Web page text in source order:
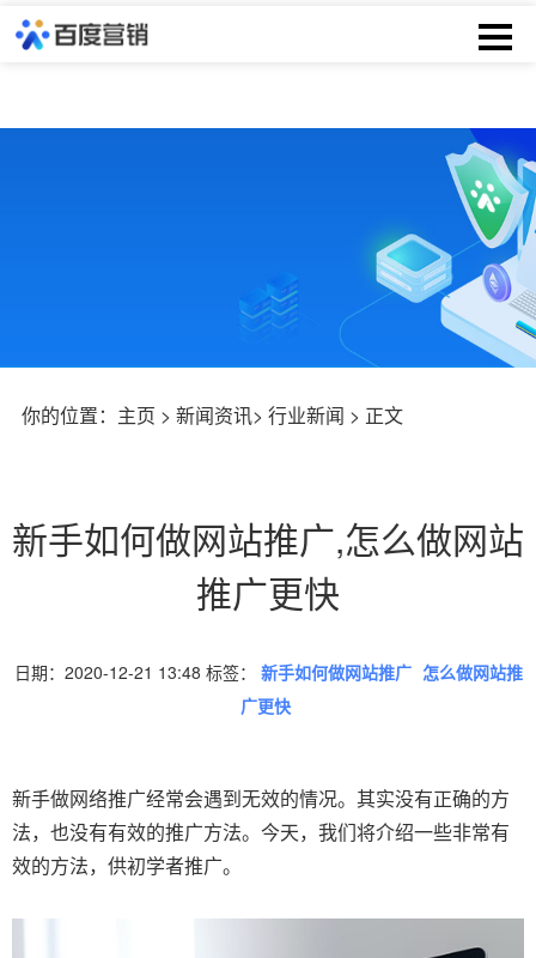
你的位置： 主页 > 新闻资讯> 行业新闻 > 正文
新手如何做网站推广,怎么做网站
推广更快
日期：2020-12-21 13:48 标签： 新手如何做网站推广 怎么做网站推
广更快
新手做网络推广经常会遇到无效的情况。其实没有正确的方
法，也没有有效的推广方法。今天，我们将介绍一些非常有
效的方法，供初学者推广。